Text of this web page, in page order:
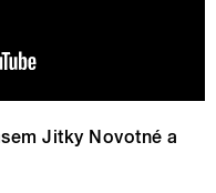
Jitky Novotné a